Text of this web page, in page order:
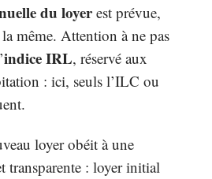
du loyerest prévue,
même. Attention à ne pas
indice IRL, réservé aux
: ici, seuls l’ILC ou
loyer obéit à une
transparente : loyer initial